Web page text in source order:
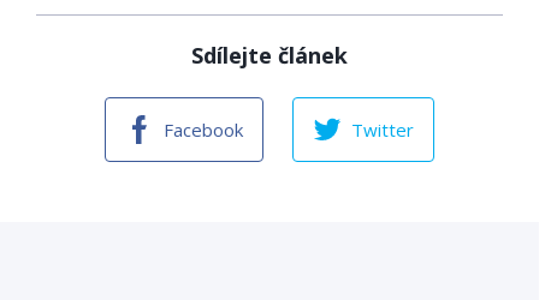
Sdílejte článek
Facebook Twitter